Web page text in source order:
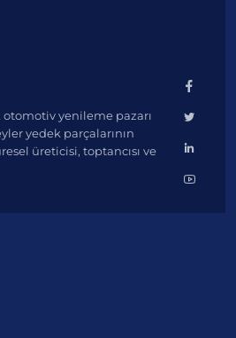
otomotiv yenileme pazarı
yedek parçalarının
üreticisi, toptancısı ve